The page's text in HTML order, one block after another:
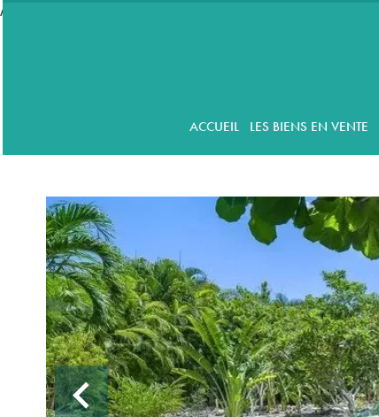
//accordeon
ACCUEIL LES BIENS EN VENTE